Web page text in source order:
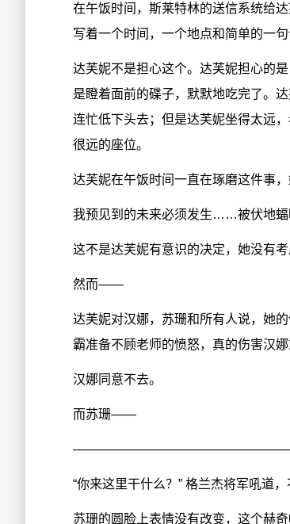
在午饭时间，斯莱特林的送信系统给
写着一个时间，一个地点和简单的一句
达芙妮不是担心这个。达芙妮担心的
是瞪着面前的碟子，默默地吃完了。
连忙低下头去；但是达芙妮坐得太远
很远的座位。
达芙妮在午饭时间一直在琢磨这件事
我预见到的未来必须发生……被伏地
这不是达芙妮有意识的决定，她没有
然而——
达芙妮对汉娜，苏珊和所有人说，她
霸准备不顾老师的愤怒，真的伤害汉
汉娜同意不去。
而苏珊——
“你来这里干什么？” 格兰杰将军吼道
苏珊的圆脸上表情没有改变，这个赫